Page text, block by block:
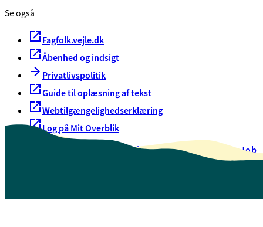
Se også
Fagfolk.vejle.dk
Åbenhed og indsigt
Privatlivspolitik
Guide til oplæsning af tekst
Webtilgængelighedserklæring
Log på Mit Overblik
Oversigt over selvbetjeningJob